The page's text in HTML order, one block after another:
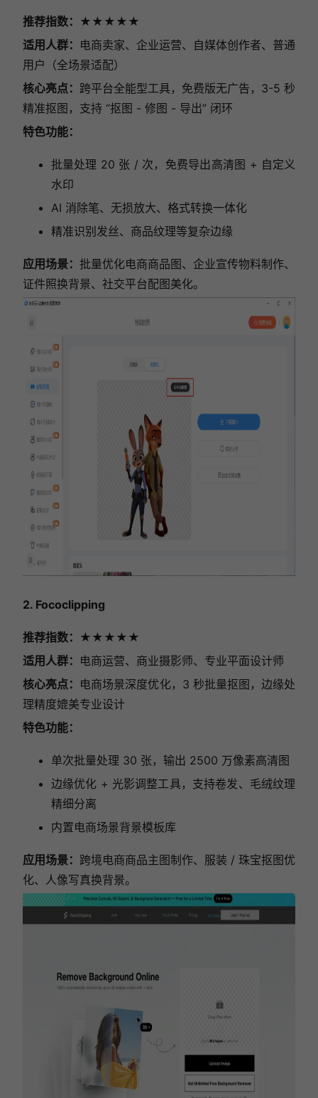
推荐指数：★★★★★
适用人群： 电商卖家、企业运营、自媒体创作者、普通
用户（全场景适配）
核心亮点： 跨平台全能型工具，免费版无广告，3-5 秒
精准抠图，支持 “抠图 - 修图 - 导出” 闭环
特色功能：
批量处理 20 张 / 次，免费导出高清图 + 自定义
水印
AI 消除笔、无损放大、格式转换一体化
精准识别发丝、商品纹理等复杂边缘
应用场景： 批量优化电商商品图、企业宣传物料制作、
证件照换背景、社交平台配图美化。
2. Fococlipping
推荐指数：★★★★★
适用人群： 电商运营、商业摄影师、专业平面设计师
核心亮点： 电商场景深度优化，3 秒批量抠图，边缘处
理精度媲美专业设计
特色功能：
单次批量处理 30 张，输出 2500 万像素高清图
边缘优化 + 光影调整工具，支持卷发、毛绒纹理
精细分离
内置电商场景背景模板库
应用场景： 跨境电商商品主图制作、服装 / 珠宝抠图优
化、人像写真换背景。